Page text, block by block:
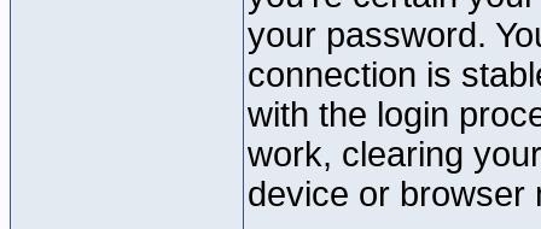
your password.
connection is
with the login
work, clearing
device or browser